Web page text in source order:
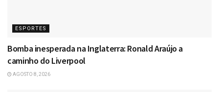
ESPORTES
Bomba inesperada na Inglaterra: Ronald Araújo a
caminho do Liverpool
AGOSTO 8, 2026